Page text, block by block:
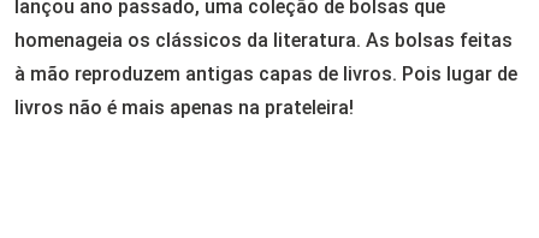
lançou ano passado, uma coleção de bolsas que
homenageia os clássicos da literatura. As bolsas feitas
à mão reproduzem antigas capas de livros. Pois lugar de
livros não é mais apenas na prateleira!